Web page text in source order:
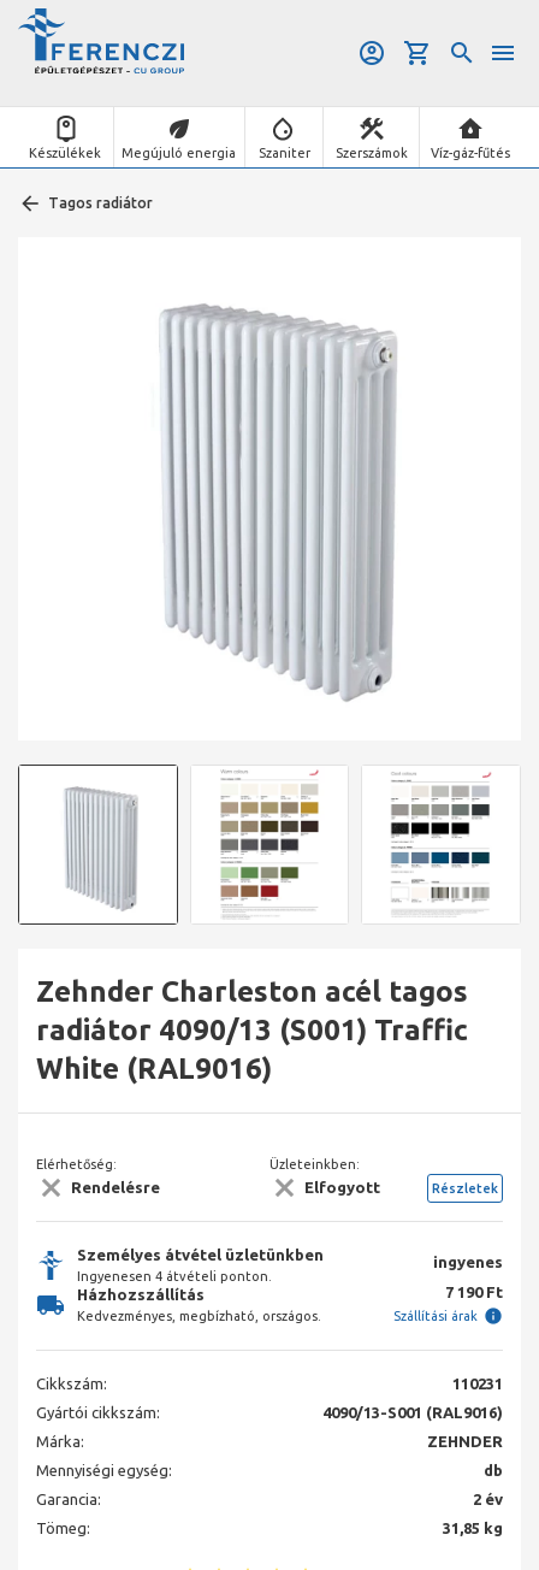
Készülékek Megújuló energia Szaniter Szerszámok Víz-gáz-fűtés
Tagos radiátor
Zehnder Charleston acél tagos
radiátor 4090/13 (S001) Traffic
White (RAL9016)
Elérhetőség:
Rendelésre
Üzleteinkben:
Elfogyott Részletek
Személyes átvétel üzletünkben
Ingyenesen 4 átvételi ponton.
ingyenes
Házhozszállítás
Kedvezményes, megbízható, országos.
7 190 Ft
Szállítási árak
Cikkszám:
110231
Gyártói cikkszám:
4090/13-S001 (RAL9016)
Márka:
ZEHNDER
Mennyiségi egység:
db
Garancia:
2 év
Tömeg:
31,85 kg